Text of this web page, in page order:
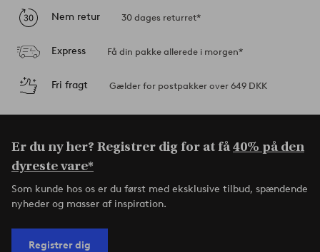
Nem retur 30 dages returret*
Express Få din pakke allerede i morgen*
Fri fragt Gælder for postpakker over 649 DKK
Er du ny her? Registrer dig for at få40% på den
dyreste vare*
Som kunde hos os er du først med eksklusive tilbud, spændende
nyheder og masser af inspiration.
Registrer dig